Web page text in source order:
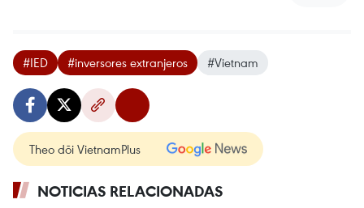
#IED #inversores extranjeros #Vietnam
Theo dõi VietnamPlus
NOTICIAS RELACIONADAS